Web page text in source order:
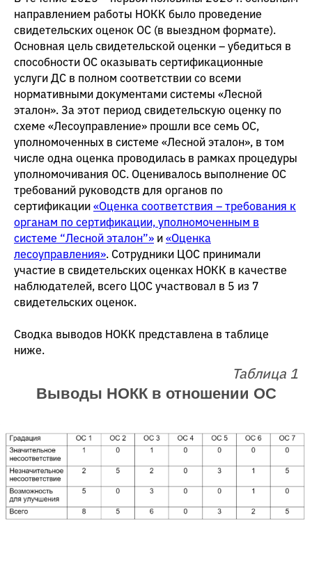
направлением работы НОКК было проведение
свидетельских оценок ОС (в выездном формате).
Основная цель свидетельской оценки – убедиться в
способности ОС оказывать сертификационные
услуги ДС в полном соответствии со всеми
нормативными документами системы «Лесной
эталон». За этот период свидетельскую оценку по
схеме «Лесоуправление» прошли все семь ОС,
уполномоченных в системе «Лесной эталон», в том
числе одна оценка проводилась в рамках процедуры
уполномочивания ОС. Оценивалось выполнение ОС
требований руководств для органов по
сертификации «Оценка соответствия – требования к
органам по сертификации, уполномоченным в
системе “Лесной эталон”» и «Оценка
лесоуправления». Сотрудники ЦОС принимали
участие в свидетельских оценках НОКК в качестве
наблюдателей, всего ЦОС участвовал в 5 из 7
свидетельских оценок.
Сводка выводов НОКК представлена в таблице
ниже.
Таблица 1
Выводы НОКК в отношении ОС